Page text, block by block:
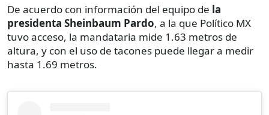
De acuerdo con información del equipo de la
presidenta Sheinbaum Pardo, a la que Político MX
tuvo acceso, la mandataria mide 1.63 metros de
altura, y con el uso de tacones puede llegar a medir
hasta 1.69 metros.